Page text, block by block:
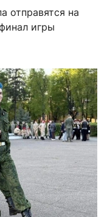
отправятся на
игры